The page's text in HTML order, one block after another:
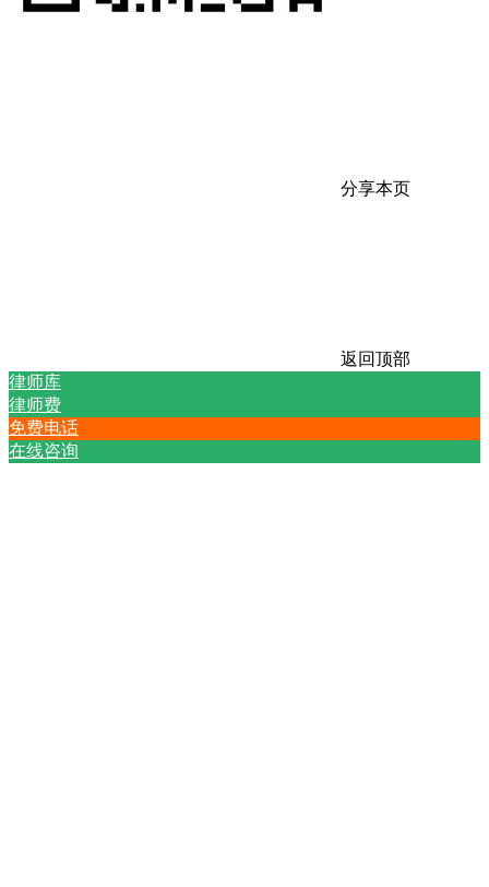
分享本页
返回顶部
律师库
律师费
免费电话
在线咨询